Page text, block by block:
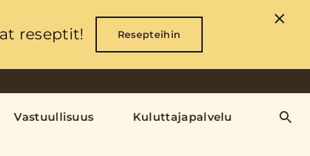
reseptit! Resepteihin
Vastuullisuus Kuluttajapalvelu